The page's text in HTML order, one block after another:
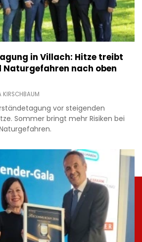
in Villach: Hitze treibt
Naturgefahren nach oben
KIRSCHBAUM
vor steigenden
Sommer bringt mehr Risiken bei